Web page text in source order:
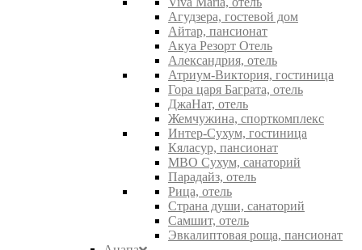
Агудзера, гостевой дом
Айтар, пансионат
Акуа Резорт Отель
Александрия, отель
Атриум-Виктория, гостиница
Гора царя Баграта, отель
ДжаНат, отель
Жемчужина, спорткомплекс
Интер-Сухум, гостиница
Кяласур, пансионат
МВО Сухум, санаторий
Парадайз, отель
Рица, отель
Страна души, санаторий
Самшит, отель
Эвкалиптовая роща, пансионат